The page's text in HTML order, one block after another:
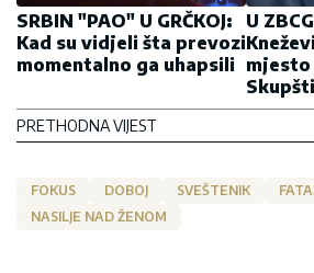
SRBIN "PAO" U GRČKOJ:
Kad su vidjeli šta prevozi
momentalno ga uhapsili
PRETHODNA VIJEST
U
FOKUS DOBOJ SVEŠTENIK
NASILJE NAD ŽENOM